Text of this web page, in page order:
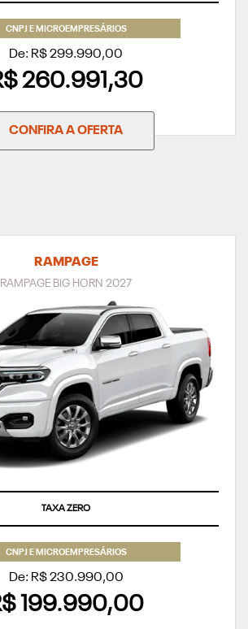
CNPJ E MICROEMPRESÁRIOS
De: R$ 299.990,00
260.991,30
CONFIRA A OFERTA
RAMPAGE
RAMPAGE BIG HORN 2027
TAXA ZERO
CNPJ E MICROEMPRESÁRIOS
De: R$ 230.990,00
199.990,00